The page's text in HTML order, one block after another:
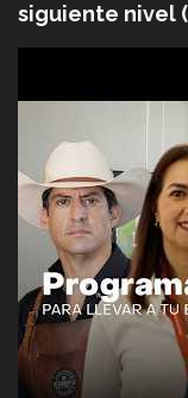
siguiente nivel